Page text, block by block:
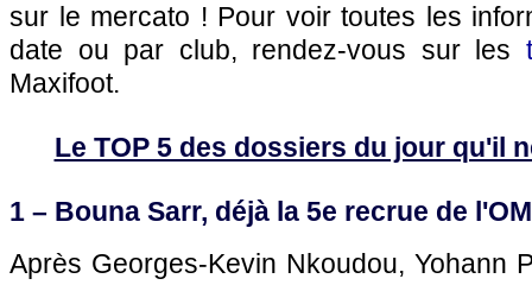
sur le mercato ! Pour voir toutes les
date ou par club, rendez-vous sur les
Maxifoot.
Le TOP 5 des dossiers du jour qu'il
1 – Bouna Sarr, déjà la 5e recrue de l'OM
Après Georges-Kevin Nkoudou, Yohann